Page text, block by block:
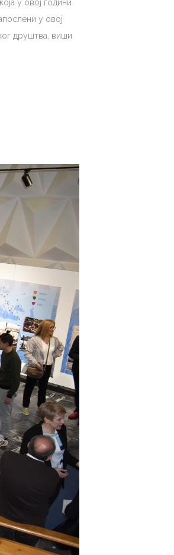
у овој години
у овој
друштва, виши